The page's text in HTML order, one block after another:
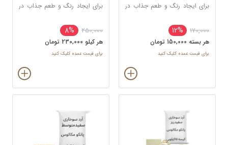
برای ایجاد رنگ و طعم جذاب در
ها، ناگت ها، مرغ، ماهی و میگو
استفاده می شود.
170,000
12%
هر بسته 150,000 تومان
برای قیمت عمده کلیک کنید
برای ایجاد رنگ و طعم جذاب در
ها، ناگت ها، مرغ، ماهی و میگو
استفاده می شود.
250,000
8%
هر کيلو 230,000 تومان
برای قیمت عمده کلیک کنید